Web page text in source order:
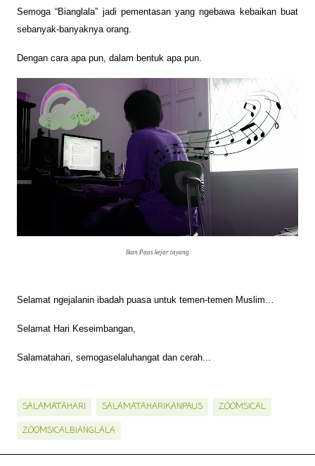
Semoga “Bianglala” jadi pementasan yang ngebawa kebaikan buat
sebanyak-banyaknya orang.
Dengan cara apa pun, dalam bentuk apa pun.
Ikan Paus kejar tayang
Selamat ngejalanin ibadah puasa untuk temen-temen Muslim…
Selamat Hari Keseimbangan,
Salamatahari, semogaselaluhangat dan cerah...
SALAMATAHARI SALAMATAHARIKANPAUS
ZOOMSICAL
ZOOMSICALBIANGLALA